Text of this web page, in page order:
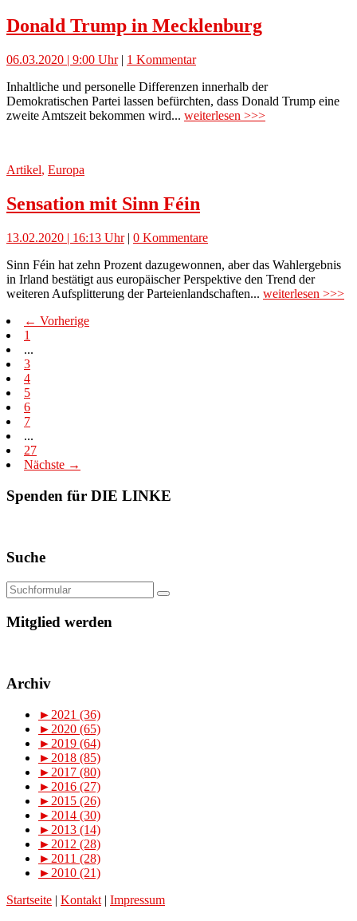
Donald Trump in Mecklenburg
06.03.2020 | 9:00 Uhr| 1 Kommentar
Inhaltliche und personelle Differenzen innerhalb der
Demokratischen Partei lassen befürchten, dass Donald Trump eine
zweite Amtszeit bekommen wird... weiterlesen >>>
Artikel, Europa
Sensation mit Sinn Féin
13.02.2020 | 16:13 Uhr| 0 Kommentare
Sinn Féin hat zehn Prozent dazugewonnen, aber das Wahlergebnis
in Irland bestätigt aus europäischer Perspektive den Trend der
weiteren Aufsplitterung der Parteienlandschaften... weiterlesen >>>
← Vorherige
1
...
3
4
5
6
7
...
27
Nächste →
Spenden für DIE LINKE
Suche
Mitglied werden
Archiv
► 2021 (36)
► 2020 (65)
► 2019 (64)
► 2018 (85)
► 2017 (80)
► 2016 (27)
► 2015 (26)
► 2014 (30)
► 2013 (14)
► 2012 (28)
► 2011 (28)
► 2010 (21)
Startseite | Kontakt | Impressum